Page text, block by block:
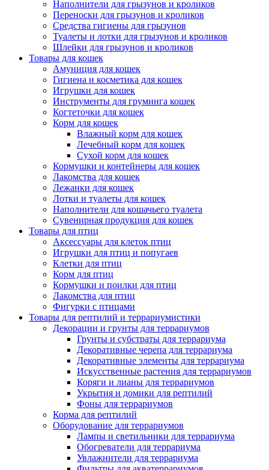
Наполнители для грызунов и кроликов
Переноски для грызунов и кроликов
Средства гигиены для грызунов
Туалеты и лотки для грызунов и кроликов
Шлейки для грызунов и кроликов
Товары для кошек
Амуниция для кошек
Гигиена и косметика для кошек
Игрушки для кошек
Инструменты для груминга кошек
Когтеточки для кошек
Корм для кошек
Влажный корм для кошек
Лечебный корм для кошек
Сухой корм для кошек
Кормушки и контейнеры для кошек
Лакомства для кошек
Лежанки для кошек
Лотки и туалеты для кошек
Наполнители для кошачьего туалета
Сувенирная продукция для кошек
Товары для птиц
Аксессуары для клеток птиц
Игрушки для птиц и попугаев
Клетки для птиц
Корм для птиц
Кормушки и поилки для птиц
Лакомства для птиц
Фигурки с птицами
Товары для рептилий и террариумистики
Декорации и грунты для террариумов
Грунты и субстраты для террариума
Декоративные черепа для террариума
Декоративные элементы для террариума
Искусственные растения для террариумов
Коряги и лианы для террариумов
Укрытия и домики для рептилий
Фоны для террариумов
Корма для рептилий
Оборудование для террариумов
Лампы и светильники для террариума
Обогреватели для террариума
Увлажнители для террариума